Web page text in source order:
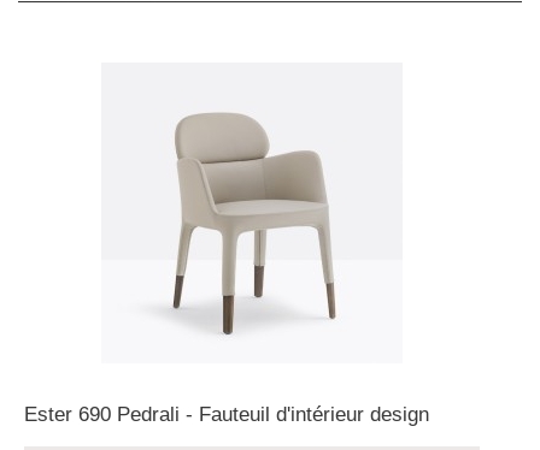
Ester 690 Pedrali - Fauteuil d'intérieur design